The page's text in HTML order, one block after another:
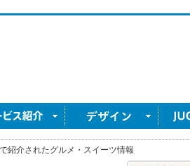
紹介されたグルメ・スイーツ情報